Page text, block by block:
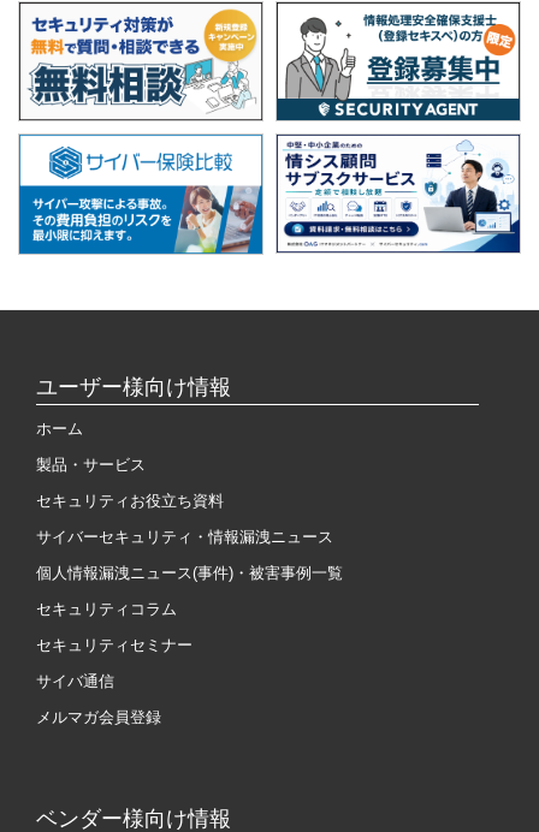
ユーザー様向け情報
ホーム
製品・サービス
セキュリティお役立ち資料
サイバーセキュリティ・情報漏洩ニュース
個人情報漏洩ニュース(事件)・被害事例一覧
セキュリティコラム
セキュリティセミナー
サイバ通信
メルマガ会員登録
ベンダー様向け情報